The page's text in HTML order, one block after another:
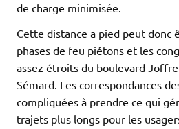
de charge minimisée.
Cette distance a pied peut donc
phases de feu piétons et les
assez étroits du boulevard
Sémard. Les correspondances
compliquées à prendre ce qui
trajets plus longs pour les